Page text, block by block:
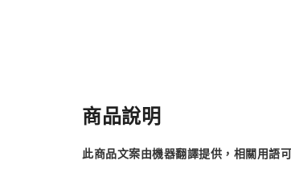
商品說明
此商品文案由機器翻譯提供，相關用語